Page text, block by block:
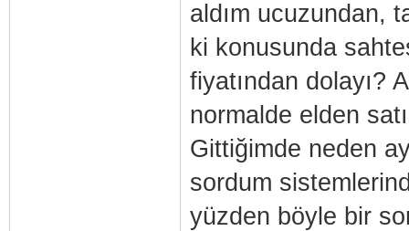
aldım ucuzundan,
ki konusunda
fiyatından dolayı?
normalde elden
Gittiğimde neden
sordum
yüzden böyle bir